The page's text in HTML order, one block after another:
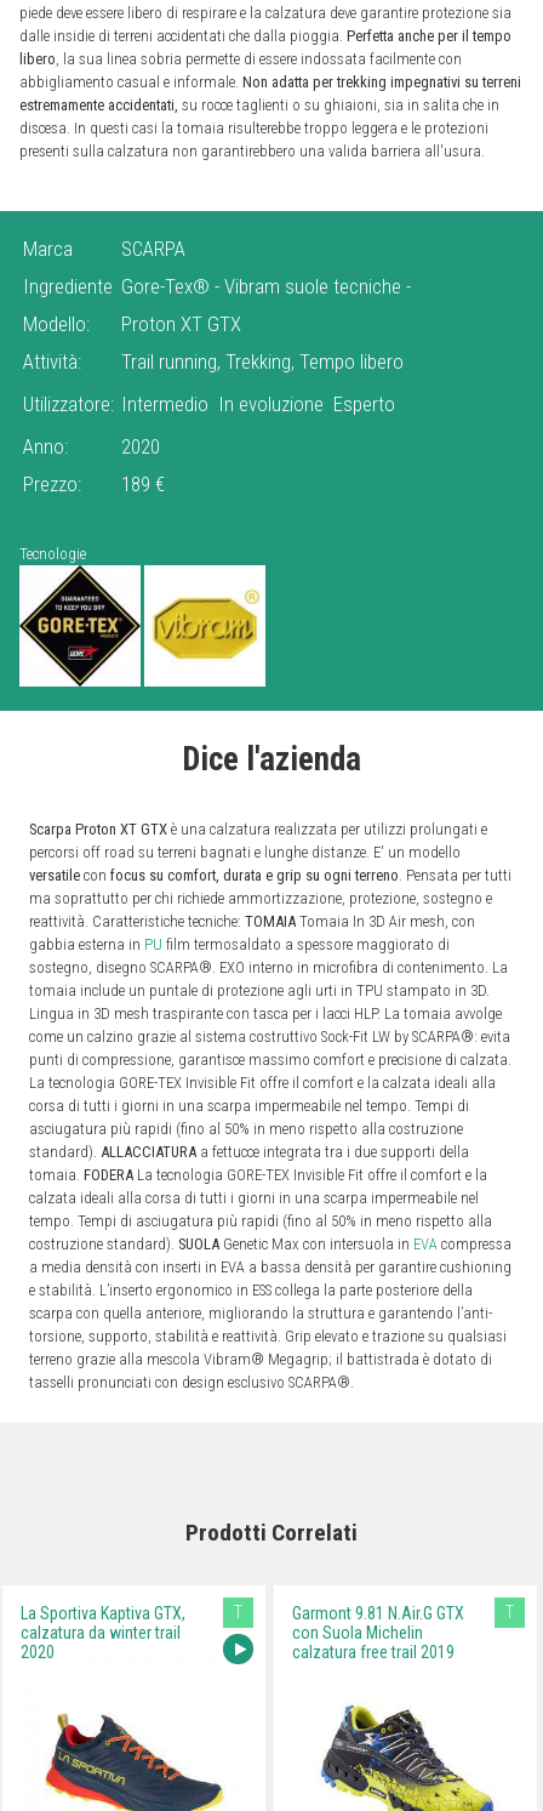
piede deve essere libero di respirare e la calzatura deve garantire protezione sia
dalle insidie di terreni accidentati che dalla pioggia. Perfetta anche per il tempo
libero , la sua linea sobria permette di essere indossata facilmente con
abbigliamento casual e informale. Non adatta per trekking impegnativi su terreni
estremamente accidentati, su rocce taglienti o su ghiaioni, sia in salita che in
discesa. In questi casi la tomaia risulterebbe troppo leggera e le protezioni
presenti sulla calzatura non garantirebbero una valida barriera all'usura.
Marca
SCARPA
Ingrediente Gore-Tex® - Vibram suole tecniche -
Modello:
Proton XT GTX
Attività:
Trail running, Trekking, Tempo libero
Utilizzatore: Intermedio In evoluzione Esperto
Anno:
2020
Prezzo:
189 €
Tecnologie
Dice l'azienda
Scarpa Proton XT GTX è una calzatura realizzata per utilizzi prolungati e
percorsi off road su terreni bagnati e lunghe distanze. E' un modello
versatile con focus su comfort, durata e grip su ogni terreno . Pensata per tutti
ma soprattutto per chi richiede ammortizzazione, protezione, sostegno e
reattività. Caratteristiche tecniche: TOMAIA Tomaia In 3D Air mesh, con
gabbia esterna in PU film termosaldato a spessore maggiorato di
sostegno, disegno SCARPA®. EXO interno in microfibra di contenimento. La
tomaia include un puntale di protezione agli urti in TPU stampato in 3D.
Lingua in 3D mesh traspirante con tasca per i lacci HLP. La tomaia avvolge
come un calzino grazie al sistema costruttivo Sock-Fit LW by SCARPA®: evita
punti di compressione, garantisce massimo comfort e precisione di calzata.
La tecnologia GORE-TEX Invisible Fit offre il comfort e la calzata ideali alla
corsa di tutti i giorni in una scarpa impermeabile nel tempo. Tempi di
asciugatura più rapidi (fino al 50% in meno rispetto alla costruzione
standard). ALLACCIATURA a fettucce integrata tra i due supporti della
tomaia. FODERA La tecnologia GORE-TEX Invisible Fit offre il comfort e la
calzata ideali alla corsa di tutti i giorni in una scarpa impermeabile nel
tempo. Tempi di asciugatura più rapidi (fino al 50% in meno rispetto alla
costruzione standard). SUOLA Genetic Max con intersuola in EVA compressa
a media densità con inserti in EVA a bassa densità per garantire cushioning
e stabilità. L’inserto ergonomico in ESS collega la parte posteriore della
scarpa con quella anteriore, migliorando la struttura e garantendo l’anti-
torsione, supporto, stabilità e reattività. Grip elevato e trazione su qualsiasi
terreno grazie alla mescola Vibram® Megagrip; il battistrada è dotato di
tasselli pronunciati con design esclusivo SCARPA®.
Prodotti Correlati
La Sportiva Kaptiva GTX,
calzatura da winter trail
2020
T
Garmont 9.81 N.Air.G GTX
con Suola Michelin
calzatura free trail 2019
T